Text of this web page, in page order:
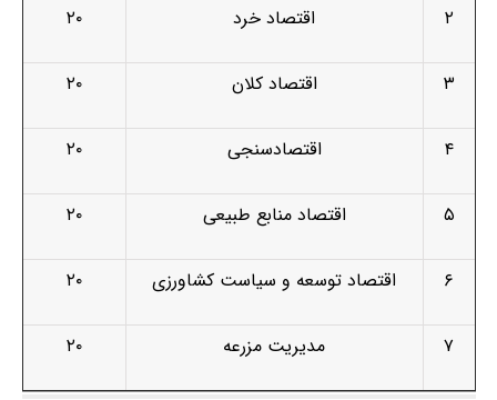
۲ اقتصاد خرد ۲۰
۳ اقتصاد کلان ۲۰
۴ اقتصادسنجی ۲۰
۵ اقتصاد منابع طبیعی ۲۰
۶ اقتصاد توسعه و سیاست کشاورزی ۲۰
۷ مدیریت مزرعه ۲۰